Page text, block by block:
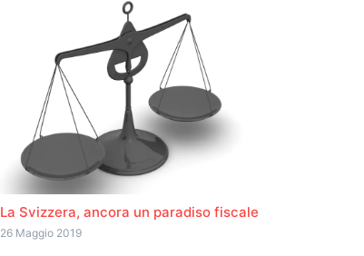
La Svizzera, ancora un paradiso fiscale
26 Maggio 2019